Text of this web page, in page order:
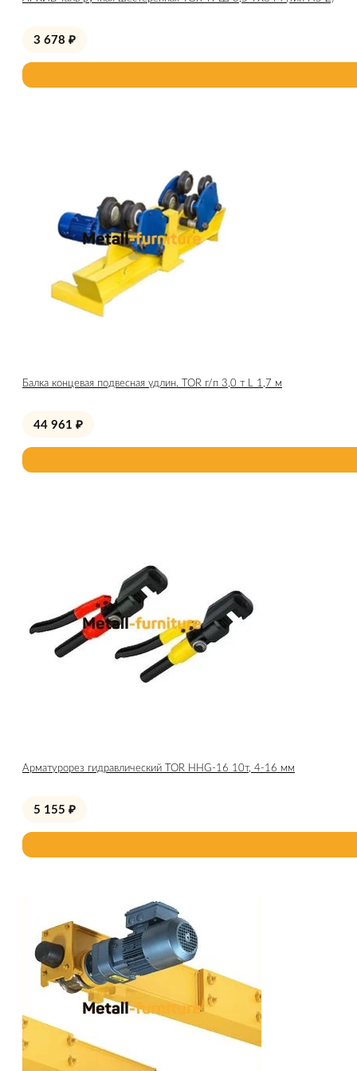
3 678 ₽
Балка концевая подвесная удлин. TOR г/п 3,0 т L 1,7 м
44 961 ₽
Арматурорез гидравлический TOR HHG-16 10т, 4-16 мм
5 155 ₽